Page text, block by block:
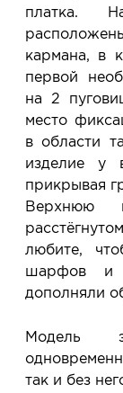
платка.
кармана, в
первой
на 2
место
в области
изделие у
прикрывая
Верхнюю
любите,
шарфов и
дополняли
Модель
так и без